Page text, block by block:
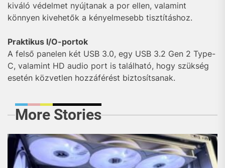
kiváló védelmet nyújtanak a por ellen, valamint
könnyen kivehetők a kényelmesebb tisztításhoz.
Praktikus I/O-portok
A felső panelen két USB 3.0, egy USB 3.2 Gen 2 Type-
C, valamint HD audio port is található, hogy szükség
esetén közvetlen hozzáférést biztosítsanak.
More Stories